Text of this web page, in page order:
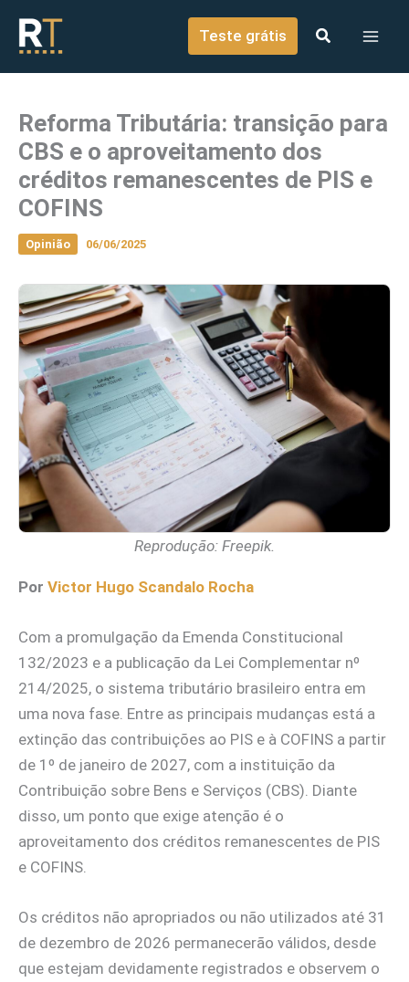
conteúdo
Teste grátis
Reforma Tributária: transição para
CBS e o aproveitamento dos
créditos remanescentes de PIS e
COFINS
Opinião 06/06/2025
Reprodução: Freepik.
Por Victor Hugo Scandalo Rocha
Com a promulgação da Emenda Constitucional
132/2023 e a publicação da Lei Complementar nº
214/2025, o sistema tributário brasileiro entra em
uma nova fase. Entre as principais mudanças está a
extinção das contribuições ao PIS e à COFINS a partir
de 1º de janeiro de 2027, com a instituição da
Contribuição sobre Bens e Serviços (CBS). Diante
disso, um ponto que exige atenção é o
aproveitamento dos créditos remanescentes de PIS
e COFINS.
Os créditos não apropriados ou não utilizados até 31
de dezembro de 2026 permanecerão válidos, desde
que estejam devidamente registrados e observem o